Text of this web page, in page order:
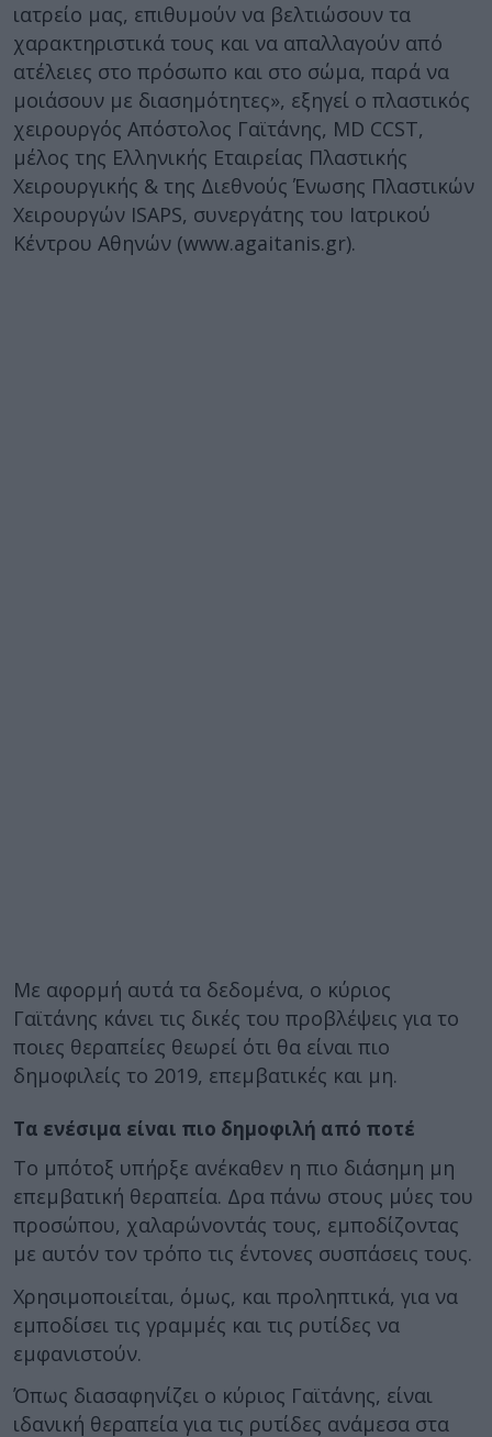
ιατρείο μας, επιθυμούν να βελτιώσουν τα
χαρακτηριστικά τους και να απαλλαγούν από
ατέλειες στο πρόσωπο και στο σώμα, παρά να
μοιάσουν με διασημότητες», εξηγεί ο πλαστικός
χειρουργός Απόστολος Γαϊτάνης, MD CCST,
μέλος της Ελληνικής Εταιρείας Πλαστικής
Χειρουργικής & της Διεθνούς Ένωσης Πλαστικών
Χειρουργών ISAPS, συνεργάτης του Ιατρικού
Κέντρου Αθηνών (www.agaitanis.gr).
Με αφορμή αυτά τα δεδομένα, ο κύριος
Γαϊτάνης κάνει τις δικές του προβλέψεις για το
ποιες θεραπείες θεωρεί ότι θα είναι πιο
δημοφιλείς το 2019, επεμβατικές και μη.
Τα ενέσιμα είναι πιο δημοφιλή από ποτέ
Το μπότοξ υπήρξε ανέκαθεν η πιο διάσημη μη
επεμβατική θεραπεία. Δρα πάνω στους μύες του
προσώπου, χαλαρώνοντάς τους, εμποδίζοντας
με αυτόν τον τρόπο τις έντονες συσπάσεις τους.
Χρησιμοποιείται, όμως, και προληπτικά, για να
εμποδίσει τις γραμμές και τις ρυτίδες να
εμφανιστούν.
Όπως διασαφηνίζει ο κύριος Γαϊτάνης, είναι
ιδανική θεραπεία για τις ρυτίδες ανάμεσα στα